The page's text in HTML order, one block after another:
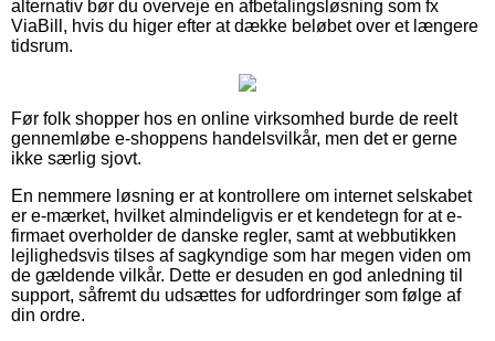
alternativ bør du overveje en afbetalingsløsning som fx
ViaBill, hvis du higer efter at dække beløbet over et længere
tidsrum.
Før folk shopper hos en online virksomhed burde de reelt
gennemløbe e-shoppens handelsvilkår, men det er gerne
ikke særlig sjovt.
En nemmere løsning er at kontrollere om internet selskabet
er e-mærket, hvilket almindeligvis er et kendetegn for at e-
firmaet overholder de danske regler, samt at webbutikken
lejlighedsvis tilses af sagkyndige som har megen viden om
de gældende vilkår. Dette er desuden en god anledning til
support, såfremt du udsættes for udfordringer som følge af
din ordre.